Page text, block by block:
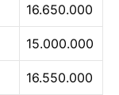
16.650.000
15.000.000
16.550.000